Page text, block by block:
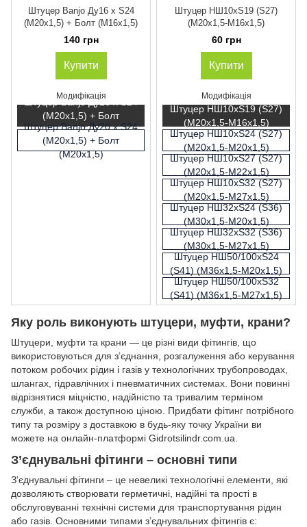
Штуцер Banjo Ду16 х S24
(М20х1,5) + Болт (М16х1,5)
140 грн
Купити
Модифікація
Штуцер Banjo Ду16 х S24
(М20х1,5) + Болт
(М16х1,5)
Штуцер Banjo Ду20 х S24
(М20х1,5) + Болт
(М20х1,5)
Штуцер НШ10xS19 (S27)
(М20х1,5-М16х1,5)
60 грн
Купити
Модифікація
Штуцер НШ10xS19 (S27)
(М20х1,5-М16х1,5)
Штуцер НШ10xS24 (S27)
(М20х1,5-М20х1,5)
Штуцер НШ10xS27 (S27)
(М20х1,5-М22х1,5)
Штуцер НШ10xS32 (S27)
(М20х1,5-М27х1,5)
Штуцер НШ32xS24 (S36)
(М30х1,5-М20х1,5)
Штуцер НШ32xS32 (S36)
(М30х1,5-М27х1,5)
Штуцер НШ50/100xS24
(S41) (М36х1,5-М20х1,5)
Штуцер НШ50/100xS32
(S41) (М36х1,5-М27х1,5)
Яку роль виконують штуцери, муфти, крани?
Штуцери, муфти та крани — це різні види фітингів, що
використовуються для з’єднання, розгалуження або керування
потоком робочих рідин і газів у технологічних трубопроводах,
шлангах, гідравлічних і пневматичних системах. Вони повинні
відрізнятися міцністю, надійністю та тривалим терміном
служби, а також доступною ціною. Придбати фітинг потрібного
типу та розміру з доставкою в будь-яку точку України ви
можете на онлайн-платформі Gidrotsilindr.com.ua.
З’єднувальні фітинги – основні типи
З’єднувальні фітинги – це невеликі технологічні елементи, які
дозволяють створювати герметичні, надійні та прості в
обслуговуванні технічні системи для транспортування рідин
або газів. Основними типами з’єднувальних фітингів є: